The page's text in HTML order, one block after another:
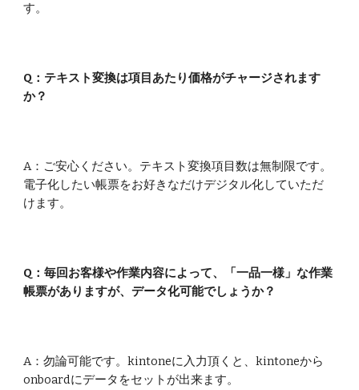
す。
Q ：テキスト変換は項目あたり価格がチャージされます
か？
A：ご安心ください。テキスト変換項目数は無制限です。
電子化したい帳票をお好きなだけデジタル化していただ
けます。
Q：毎回お客様や作業内容によって、「一品一様」な作業
帳票がありますが、データ化可能でしょうか？
A：勿論可能です。kintoneに入力頂くと、kintoneから
onboardにデータをセットが出来ます。